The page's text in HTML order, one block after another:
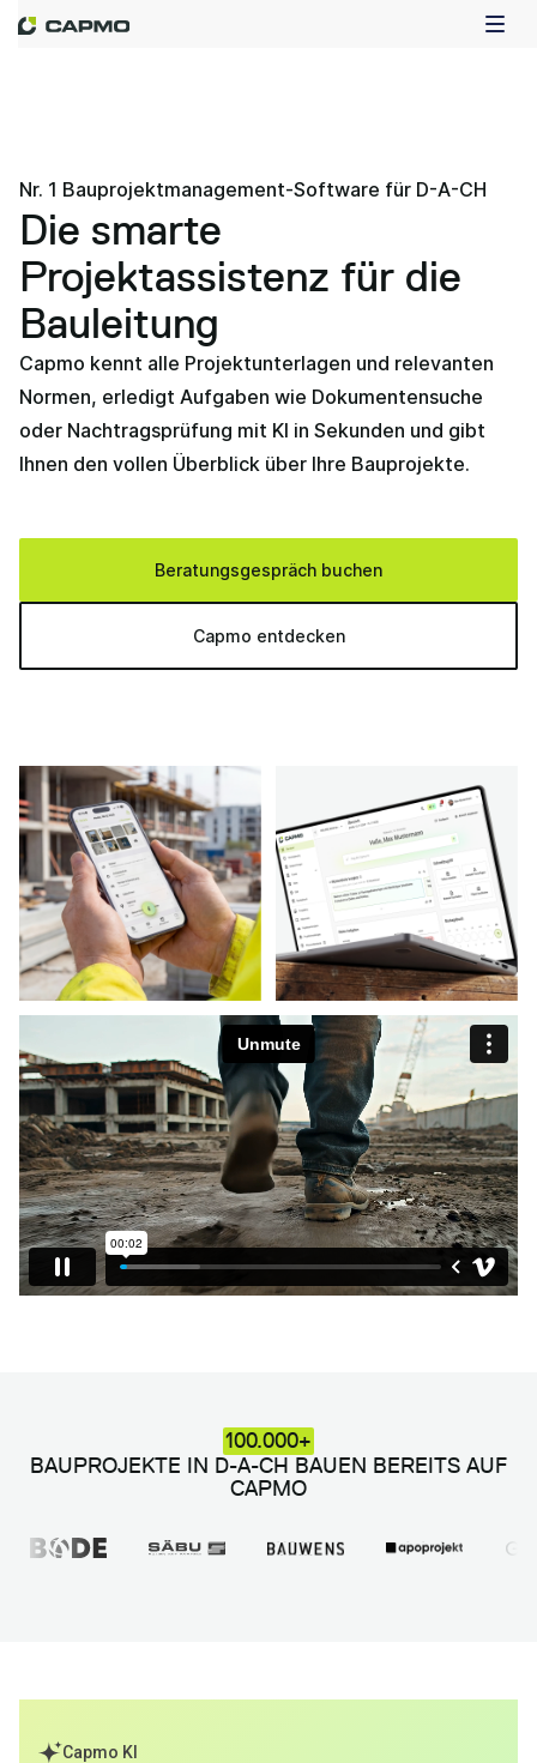
Nr. 1 Bauprojektmanagement-Software für D-A-CH
Die smarte
Projektassistenz für die
Bauleitung
Capmo kennt alle Projektunterlagen und relevanten
Normen, erledigt Aufgaben wie Dokumentensuche
oder Nachtragsprüfung mit KI in Sekunden und gibt
Ihnen den vollen Überblick über Ihre Bauprojekte.
Beratungsgespräch buchen
Capmo entdecken
100.000+
BAUPROJEKTE IN D-A-CH BAUEN BEREITS AUF
CAPMO
Capmo KI